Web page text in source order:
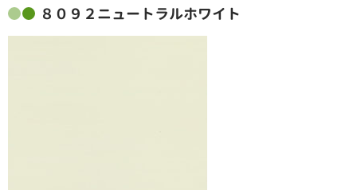
８０９２ニュートラルホワイト